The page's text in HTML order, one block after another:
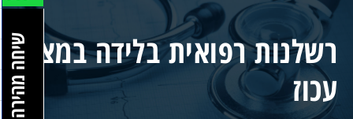
רשלנות רפואית בלידה במצג
עכוז
שיחה מהירה